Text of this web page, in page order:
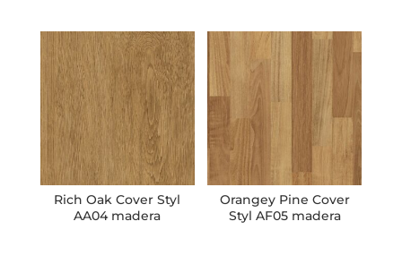
Rich Oak Cover Styl
AA04 madera
Orangey Pine Cover
Styl AF05 madera